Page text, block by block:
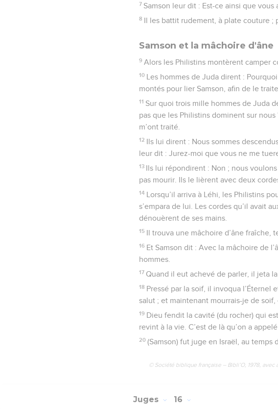
7 Samson leur dit : Est-ce ainsi que vous
8 Il les battit rudement, à plate couture ;
Samson et la mâchoire d'âne
9 Alors les Philistins montèrent camper
10 Les hommes de Juda dirent :
montés pour lier Samson, afin de le
11 Sur quoi trois mille hommes de Juda
pas que les Philistins dominent sur
m’ont traité.
12 Ils lui dirent : Nous sommes
leur dit : Jurez-moi que vous ne me
13 Ils lui répondirent : Non ; nous
pas mourir. Ils le lièrent avec deux
14 Lorsqu’il arriva à Léhi, les Philistins
s’empara de lui. Les cordes qu’il avait
dénouèrent de ses mains.
15 Il trouva une mâchoire d’âne fraîche,
16 Et Samson dit : Avec la mâchoire de
hommes.
17 Quand il eut achevé de parler, il jeta
18 Pressé par la soif, il invoqua l’Éternel
salut ; et maintenant mourrais-je de
19 Dieu fendit la cavité (du rocher) qui
revint à la vie. C’est de là qu’on a
20 (Samson) fut juge en Israël, au temps
© Société biblique française – Bibli’O, 1978,
Juges 16